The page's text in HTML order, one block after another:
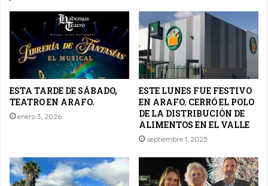
ESTA TARDE DE SÁBADO,
TEATRO EN ARAFO.
enero 3, 2026
ESTE LUNES FUE FESTIVO
EN ARAFO. CERRÓ EL POLO
DE LA DISTRIBUCIÓN DE
ALIMENTOS EN EL VALLE
septiembre 1, 2025